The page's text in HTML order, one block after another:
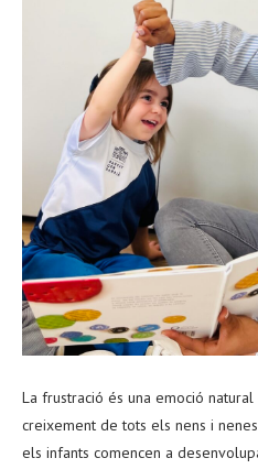
La frustració és una emoció
creixement de tots els nens i
els infants comencen a